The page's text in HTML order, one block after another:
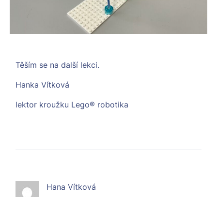
Těším se na další lekci.
Hanka Vítková
lektor kroužku Lego® robotika
Hana Vítková